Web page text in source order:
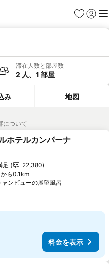
お気に入り
ログイ
メ
滞在人数と部屋数
2 人、1 部屋
み 地図
について
に入りに追加
ホテルカンパーナ
示
ランク
足
22,380
から0.1km
ャンビューの展望風呂
料金を表示